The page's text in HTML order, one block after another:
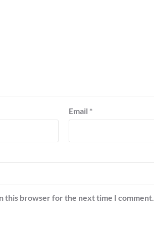
Email *
this browser for the next time I comment.